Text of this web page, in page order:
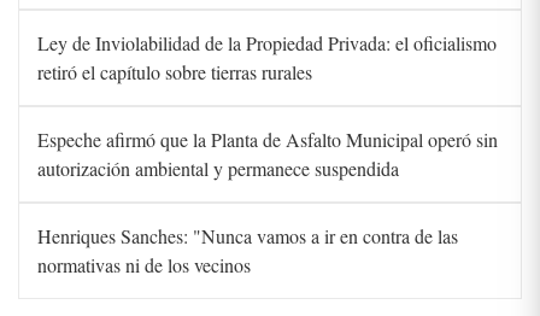
Ley de Inviolabilidad de la Propiedad Privada: el oficialismo
retiró el capítulo sobre tierras rurales
Espeche afirmó que la Planta de Asfalto Municipal operó sin
autorización ambiental y permanece suspendida
Henriques Sanches: "Nunca vamos a ir en contra de las
normativas ni de los vecinos